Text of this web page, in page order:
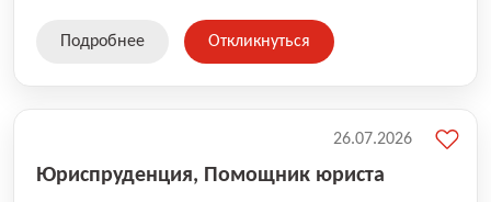
SKU, премиальные бренды кормов и собственные
Подробнее Откликнуться
Юриспруденция, Помощник юриста
26.07.2026